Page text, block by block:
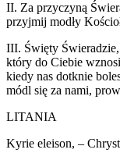
II. Za przyczyną
przyjmij modły
III. Święty Świeradzie,
który do Ciebie
kiedy nas dotknie
módl się za nami,
LITANIA
Kyrie eleison, –